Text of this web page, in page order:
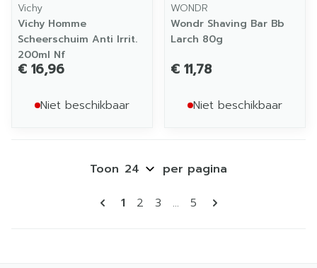
Vichy
Vichy Homme
Scheerschuim Anti Irrit.
200ml Nf
€ 16,96
Niet beschikbaar
WONDR
Wondr Shaving Bar Bb
Larch 80g
€ 11,78
Niet beschikbaar
Pagina's
U lees momenteel pagina
1 Pagina
2 Pagina
3 ... Pagina
5
Toon per pagina